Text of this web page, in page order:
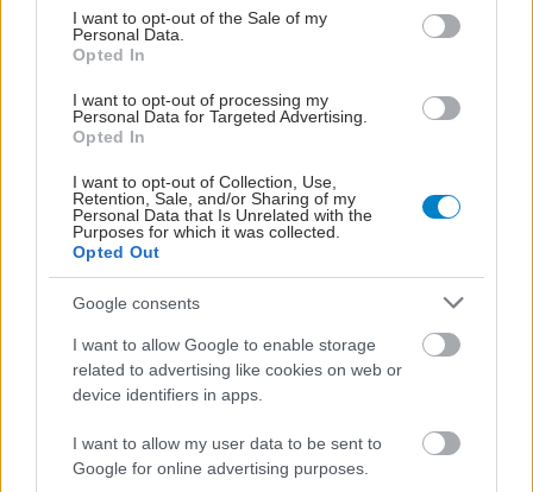
consent section.
I want to opt-out of the Sale of my
Personal Data.
Opted In
I want to opt-out of processing my
Personal Data for Targeted Advertising.
Opted In
I want to opt-out of Collection, Use,
Retention, Sale, and/or Sharing of my
Personal Data that Is Unrelated with the
Purposes for which it was collected.
Opted Out
Google consents
I want to allow Google to enable storage
related to advertising like cookies on web or
device identifiers in apps.
I want to allow my user data to be sent to
Google for online advertising purposes.
για την αντιμετώπιση των σοβαρών ελλείψεων
προσωπικού
Μικρόβια
shares
ΔΙΑΒΑΣΤΕ ΑΚΟΜΑ